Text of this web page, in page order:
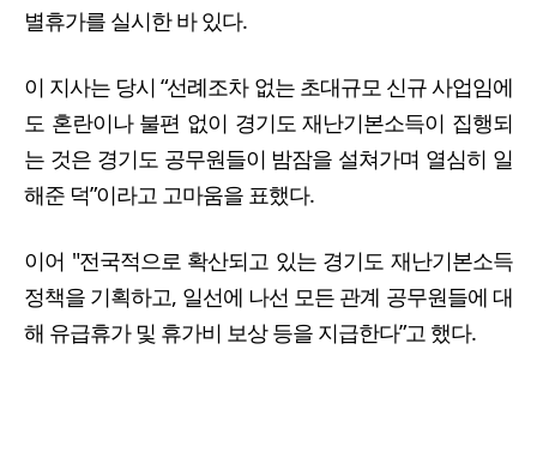
별휴가를 실시한 바 있다.
이 지사는 당시 “선례조차 없는 초대규모 신규 사업임에
도 혼란이나 불편 없이 경기도 재난기본소득이 집행되
는 것은 경기도 공무원들이 밤잠을 설쳐가며 열심히 일
해준 덕”이라고 고마움을 표했다.
이어 "전국적으로 확산되고 있는 경기도 재난기본소득
정책을 기획하고, 일선에 나선 모든 관계 공무원들에 대
해 유급휴가 및 휴가비 보상 등을 지급한다”고 했다.